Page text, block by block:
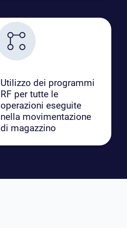
Utilizzo dei programmi
RF per tutte le
operazioni eseguite
nella movimentazione
di magazzino